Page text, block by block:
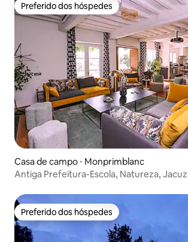
Preferido dos hóspedes
Preferido dos hóspedes
Casa de campo ⋅ Monprimblanc
Antiga Prefeitura-Escola, Natureza,
Preferido dos hóspedes
Preferido dos hóspedes